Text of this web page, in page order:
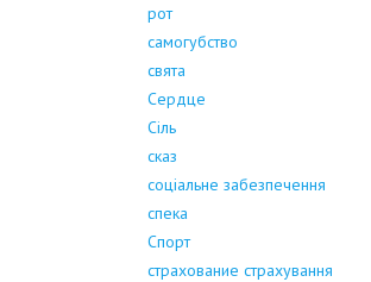
рот
самогубство
свята
Сердце
Сіль
сказ
соціальне забезпечення
спека
Спорт
страхование страхування